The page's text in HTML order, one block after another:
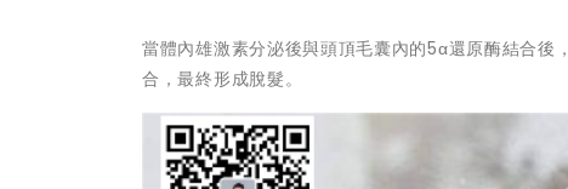
當體內雄激素分泌後與頭頂毛囊內的5α還原酶結合
合，最終形成脫髮。